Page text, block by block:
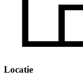
Locatie